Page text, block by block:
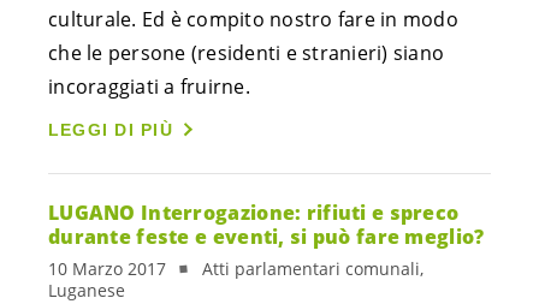
culturale. Ed è compito nostro fare in modo
che le persone (residenti e stranieri) siano
incoraggiati a fruirne.
LEGGI DI PIÙ
LUGANO Interrogazione: rifiuti e spreco
durante feste e eventi, si può fare meglio?
10 Marzo 2017
Atti parlamentari comunali,
Luganese